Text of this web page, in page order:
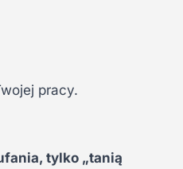
pracy.
tylko „tanią